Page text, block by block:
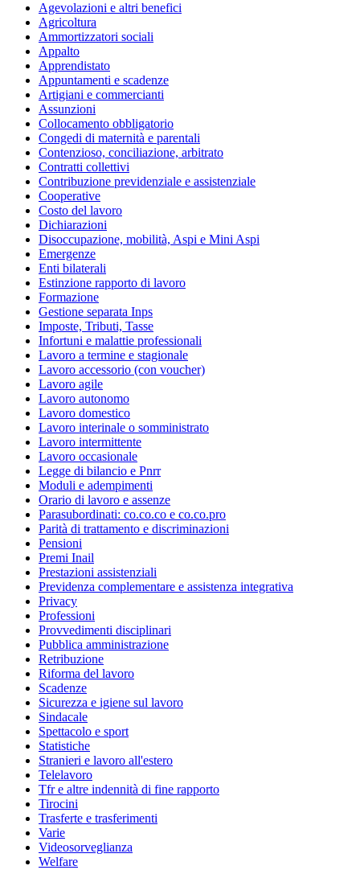
Agevolazioni e altri benefici
Agricoltura
Ammortizzatori sociali
Appalto
Apprendistato
Appuntamenti e scadenze
Artigiani e commercianti
Assunzioni
Collocamento obbligatorio
Congedi di maternità e parentali
Contenzioso, conciliazione, arbitrato
Contratti collettivi
Contribuzione previdenziale e assistenziale
Cooperative
Costo del lavoro
Dichiarazioni
Disoccupazione, mobilità, Aspi e Mini Aspi
Emergenze
Enti bilaterali
Estinzione rapporto di lavoro
Formazione
Gestione separata Inps
Imposte, Tributi, Tasse
Infortuni e malattie professionali
Lavoro a termine e stagionale
Lavoro accessorio (con voucher)
Lavoro agile
Lavoro autonomo
Lavoro domestico
Lavoro interinale o somministrato
Lavoro intermittente
Lavoro occasionale
Legge di bilancio e Pnrr
Moduli e adempimenti
Orario di lavoro e assenze
Parasubordinati: co.co.co e co.co.pro
Parità di trattamento e discriminazioni
Pensioni
Premi Inail
Prestazioni assistenziali
Previdenza complementare e assistenza integrativa
Privacy
Professioni
Provvedimenti disciplinari
Pubblica amministrazione
Retribuzione
Riforma del lavoro
Scadenze
Sicurezza e igiene sul lavoro
Sindacale
Spettacolo e sport
Statistiche
Stranieri e lavoro all'estero
Telelavoro
Tfr e altre indennità di fine rapporto
Tirocini
Trasferte e trasferimenti
Varie
Videosorveglianza
Welfare